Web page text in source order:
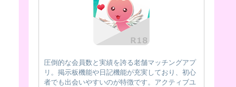
圧倒的な会員数と実績を誇る老舗マッチングアプ
リ。掲示板機能や日記機能が充実しており、初心
者でも出会いやすいのが特徴です。アクティブユ